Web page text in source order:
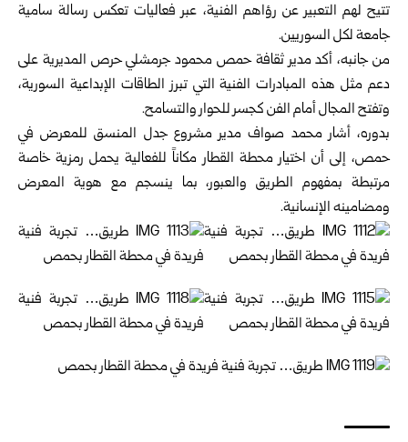
تتيح لهم التعبير عن رؤاهم الفنية، عبر فعاليات تعكس رسالة سامية
جامعة لكل السوريين.
من جانبه، أكد مدير ثقافة حمص محمود جرمشلي حرص المديرية على
دعم مثل هذه المبادرات الفنية التي تبرز الطاقات الإبداعية السورية،
وتفتح المجال أمام الفن كجسر للحوار والتسامح.
بدوره، أشار محمد صواف مدير مشروع جدل المنسق للمعرض في
حمص، إلى أن اختيار محطة القطار مكاناً للفعالية يحمل رمزية خاصة
مرتبطة بمفهوم الطريق والعبور، بما ينسجم مع هوية المعرض
ومضامينه الإنسانية.